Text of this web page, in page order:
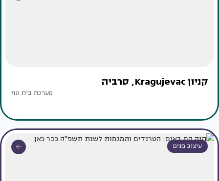
קניון Kragujevac, סרביה
מערכת בית ונוי
עיצוב פנים